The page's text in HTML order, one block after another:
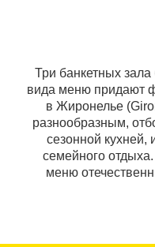
Три банкетных
вида меню придают
в Жиронелье
разнообразным,
сезонной
семейного
меню